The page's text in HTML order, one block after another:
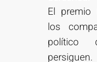
El premio
los
político